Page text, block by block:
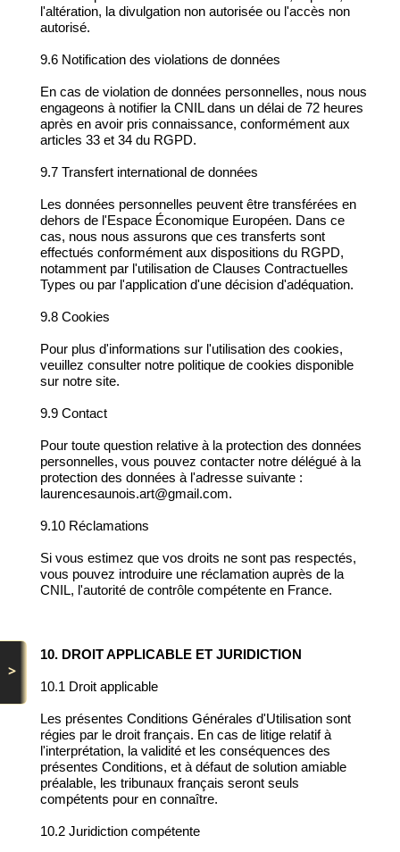
>
l'altération, la divulgation non autorisée ou l'accès non
autorisé.
9.6 Notification des violations de données
En cas de violation de données personnelles, nous nous
engageons à notifier la CNIL dans un délai de 72 heures
après en avoir pris connaissance, conformément aux
articles 33 et 34 du RGPD.
9.7 Transfert international de données
Les données personnelles peuvent être transférées en
dehors de l'Espace Économique Européen. Dans ce
cas, nous nous assurons que ces transferts sont
effectués conformément aux dispositions du RGPD,
notamment par l'utilisation de Clauses Contractuelles
Types ou par l'application d'une décision d'adéquation.
9.8 Cookies
Pour plus d'informations sur l'utilisation des cookies,
veuillez consulter notre politique de cookies disponible
sur notre site.
9.9 Contact
Pour toute question relative à la protection des données
personnelles, vous pouvez contacter notre délégué à la
protection des données à l'adresse suivante :
laurencesaunois.art@gmail.com.
9.10 Réclamations
Si vous estimez que vos droits ne sont pas respectés,
vous pouvez introduire une réclamation auprès de la
CNIL, l'autorité de contrôle compétente en France.
10. DROIT APPLICABLE ET JURIDICTION
10.1 Droit applicable
Les présentes Conditions Générales d'Utilisation sont
régies par le droit français. En cas de litige relatif à
l'interprétation, la validité et les conséquences des
présentes Conditions, et à défaut de solution amiable
préalable, les tribunaux français seront seuls
compétents pour en connaître.
10.2 Juridiction compétente